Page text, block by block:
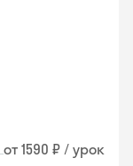
от 1590 ₽ / урок